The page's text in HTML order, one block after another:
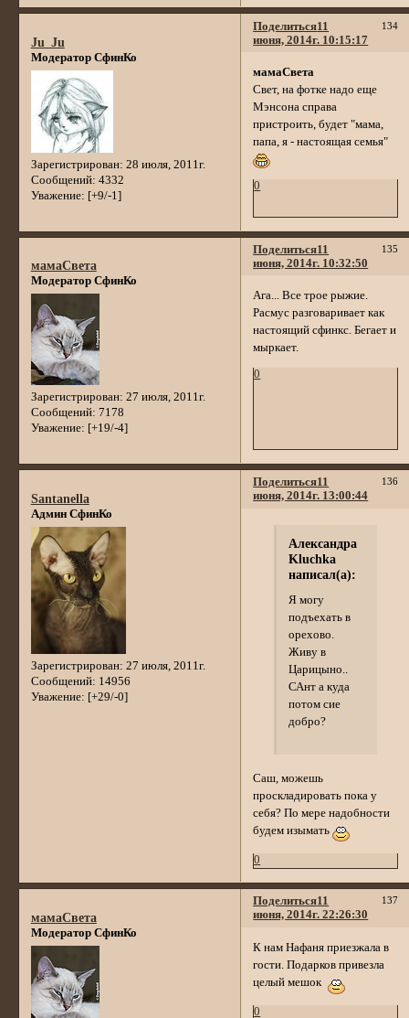
Поделиться 134
11
июня, 2014г. 10:15:17
Ju_Ju
Модератор СфинКо
Зарегистрирован: 28 июля, 2011г.
Сообщений: 4332
Уважение: [+9/-1]
мамаСвета
Свет, на фотке надо еще
Мэнсона справа
пристроить, будет "мама,
папа, я - настоящая семья"
0
Поделиться 135
11
июня, 2014г. 10:32:50
мамаСвета
Модератор СфинКо
Зарегистрирован: 27 июля, 2011г.
Сообщений: 7178
Уважение: [+19/-4]
Ага... Все трое рыжие.
Расмус разговаривает как
настоящий сфинкс. Бегает и
мыркает.
0
Поделиться 136
11
июня, 2014г. 13:00:44
Santanella
Админ СфинКо
Зарегистрирован: 27 июля, 2011г.
Сообщений: 14956
Уважение: [+29/-0]
Александра
Kluchka
написал(а):
Я могу
подъехать в
орехово.
Живу в
Царицыно..
САнт а куда
потом сие
добро?
Саш, можешь
проскладировать пока у
себя? По мере надобности
будем изымать
0
Поделиться 137
11
июня, 2014г. 22:26:30
мамаСвета
Модератор СфинКо
К нам Нафаня приезжала в
гости. Подарков привезла
целый мешок
0